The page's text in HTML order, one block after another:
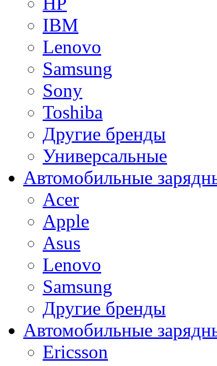
IBM
Lenovo
Samsung
Sony
Toshiba
Другие бренды
Универсальные
Автомобильные
Acer
Apple
Asus
Lenovo
Samsung
Другие бренды
Автомобильные
Ericsson